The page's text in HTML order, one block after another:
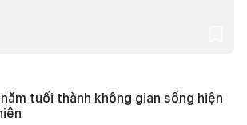
tuổi thành không gian sống hiện